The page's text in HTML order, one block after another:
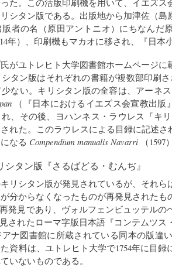
シタン版である。出版地から加津佐（
者の名（原田アントニオ）にちなんだ
年）、印刷機もマカオに移され、『日本
がユトレヒト大学図書館ホームページ
タン版はそれぞれの書籍が複数部印刷
ない。キリシタン版の全容は、アーネ
（『日本におけるイエズス会宣教出版
、その後、ヨハンネス・ラウレス『キ
れた。このラウレスによる目録に記述さ
なる Compendium manualis Navarri （
タン版『さるばどる・むんぢ』
リシタン版が発見されているが、それら
分からなくなったものが再発見された
発見であり、ヴォルフェンビュッテル
されたローマ字版日本語『コンテムツ
ナ図書館に所蔵されている同本の版違
資料は、ユトレヒト大学で1754年に目
いないものである。